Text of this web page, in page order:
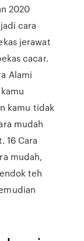
2020
cara
jerawat
cacar.
Alami
kamu tidak
mudah
16 Cara
mudah,
teh